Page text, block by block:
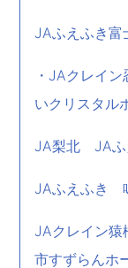
JAふえふき富
・JAクレイ
いクリスタル
JA梨北 JAふ
JAふえふき
JAクレイン
市すずらんホ